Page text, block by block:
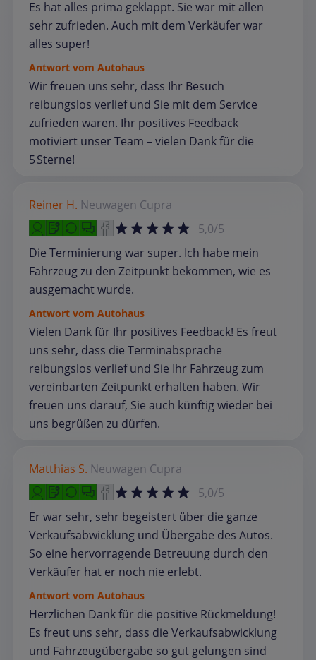
Es hat alles prima geklappt. Sie war mit allen
sehr zufrieden. Auch mit dem Verkäufer war
alles super!
Antwort vom Autohaus
Wir freuen uns sehr, dass Ihr Besuch
reibungslos verlief und Sie mit dem Service
zufrieden waren. Ihr positives Feedback
motiviert unser Team – vielen Dank für die
5 Sterne!
Reiner H. Neuwagen Cupra
5,0/5
Die Terminierung war super. Ich habe mein
Fahrzeug zu den Zeitpunkt bekommen, wie es
ausgemacht wurde.
Antwort vom Autohaus
Vielen Dank für Ihr positives Feedback! Es freut
uns sehr, dass die Terminabsprache
reibungslos verlief und Sie Ihr Fahrzeug zum
vereinbarten Zeitpunkt erhalten haben. Wir
freuen uns darauf, Sie auch künftig wieder bei
uns begrüßen zu dürfen.
Matthias S. Neuwagen Cupra
5,0/5
Er war sehr, sehr begeistert über die ganze
Verkaufsabwicklung und Übergabe des Autos.
So eine hervorragende Betreuung durch den
Verkäufer hat er noch nie erlebt.
Antwort vom Autohaus
Herzlichen Dank für die positive Rückmeldung!
Es freut uns sehr, dass die Verkaufsabwicklung
und Fahrzeugübergabe so gut gelungen sind